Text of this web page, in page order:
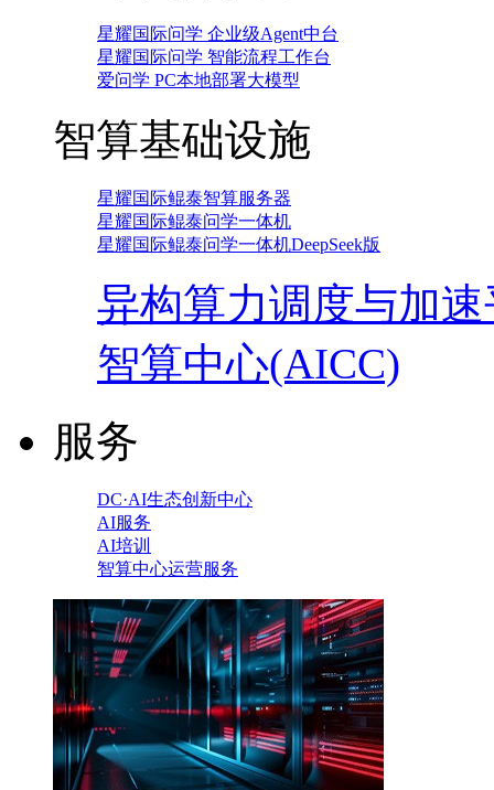
星耀国际问学 企业级Agent中台
星耀国际问学 智能流程工作台
爱问学 PC本地部署大模型
智算基础设施
星耀国际鲲泰智算服务器
星耀国际鲲泰问学一体机
星耀国际鲲泰问学一体机DeepSeek版
异构算力调度与加
智算中心(AICC)
服务
DC·AI生态创新中心
AI服务
AI培训
智算中心运营服务